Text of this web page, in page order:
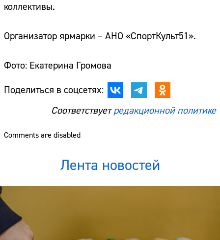
коллективы.
Организатор ярмарки – АНО «СпортКульт51».
Фото: Екатерина Громова
Поделиться в соцсетях:
Соответствуетредакционной политике
Comments are disabled
Лента новостей